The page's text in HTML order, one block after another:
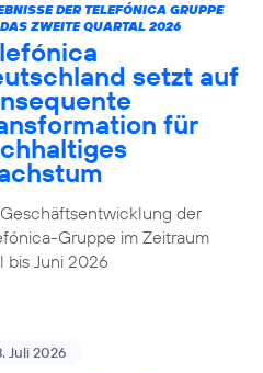
DER TELEFÓNICA GRUPPE
ZWEITE QUARTAL 2026
setzt auf
für
der
Gruppe im Zeitraum
bis Juni 2026
Juli 2026